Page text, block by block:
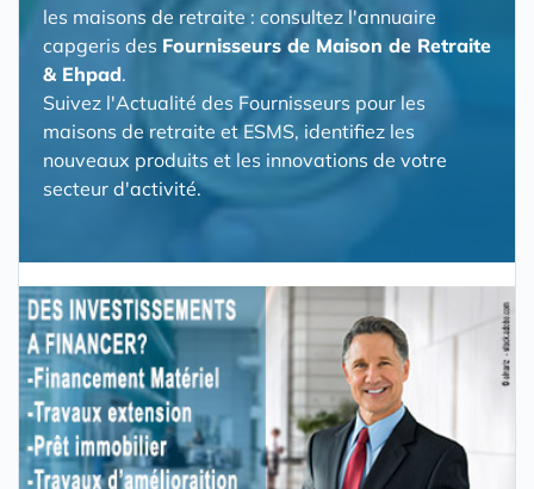
les maisons de retraite : consultez l'annuaire
capgeris des Fournisseurs de Maison de Retraite
& Ehpad.
Suivez l'Actualité des Fournisseurs pour les
maisons de retraite et ESMS, identifiez les
nouveaux produits et les innovations de votre
secteur d'activité.